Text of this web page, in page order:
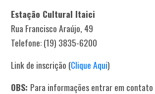
Estação Cultural Itaici
Rua Francisco Araújo, 49
Telefone: (19) 3835-6200
Link de inscrição (Clique Aqui)
OBS: Para informações entrar em contato